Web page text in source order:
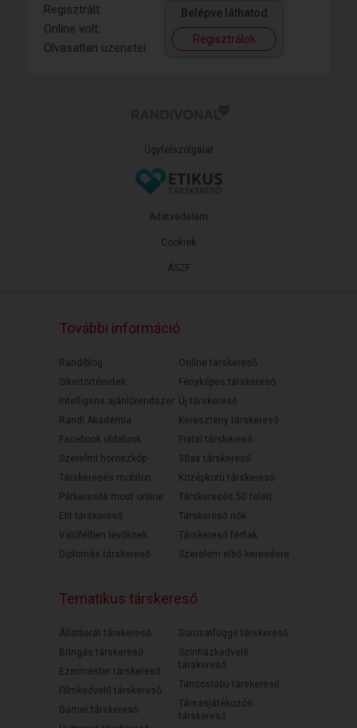
Regisztrált:
Online volt:
Olvasatlan üzenetei:
Belépve láthatod
Regisztrálok
Ügyfélszolgálat
ÁSZF
Adatvédelem
Cookiek
További információ
Randiblog
Sikertörténetek
Intelligens ajánlórendszer
Randi Akadémia
Facebook oldalunk
Szerelmi horoszkóp
Társkeresés mobilon
Párkeresők most online
Elit társkereső
Válófélben lévőknek
Diplomás társkereső
Online társkereső
Fényképes társkereső
Új társkereső
Keresztény társkereső
Fiatal társkereső
30as társkereső
Középkorú társkereső
Társkeresés 50 felett
Társkereső nők
Társkereső férfiak
Szerelem első keresésre
Tematikus társkereső
Állatbarát társkereső
Bringás társkereső
Ezermester társkereső
Filmkedvelő társkereső
Gamer társkereső
Sorozatfüggő társkereső
Színházkedvelő
társkereső
Táncoslábú társkereső
Társasjátékozós
társkereső